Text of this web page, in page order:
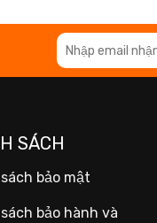
SÁCH
bảo mật
bảo hành và